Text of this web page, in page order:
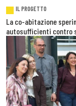
IL PROGETTO
La co-abitazione
autosufficienti contro